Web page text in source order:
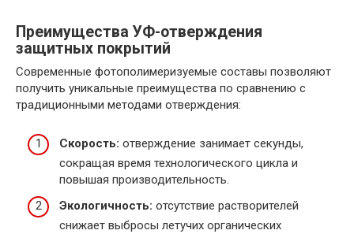
Преимущества УФ-отверждения
защитных покрытий
Современные фотополимеризуемые составы позволяют
получить уникальные преимущества по сравнению с
традиционными методами отверждения:
Скорость: отверждение занимает секунды,
сокращая время технологического цикла и
повышая производительность.
Экологичность: отсутствие растворителей
снижает выбросы летучих органических